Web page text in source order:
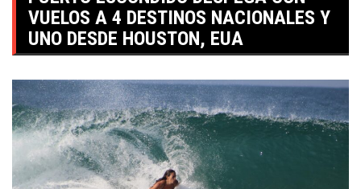
VUELOS A 4 DESTINOS NACIONALES Y
UNO DESDE HOUSTON, EUA